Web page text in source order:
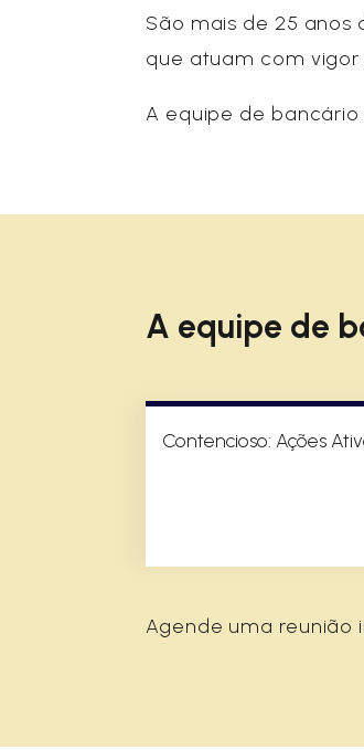
São mais de 25
que atuam com
A equipe de
A equipe de
Contencioso: Ações
Agende uma reunião